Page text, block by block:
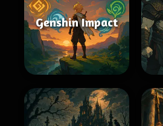
Genshin Impact